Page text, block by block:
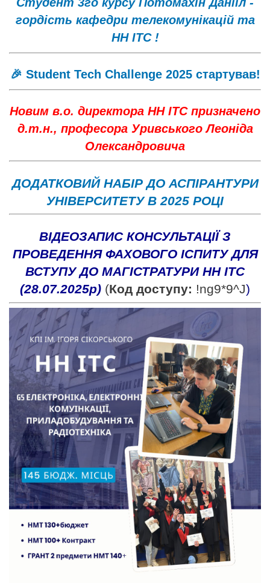
гордість кафедри телекомунікацій та
НН ІТС !
🎉 Student Tech Challenge 2025 стартував!
Новим в.о. директора НН ІТС призначено
д.т.н., професора Уривського Леоніда
Олександровича
ДОДАТКОВИЙ НАБІР ДО АСПІРАНТУРИ
УНІВЕРСИТЕТУ В 2025 РОЦІ
ВІДЕОЗАПИС КОНСУЛЬТАЦІЇ З
ПРОВЕДЕННЯ ФАХОВОГО ІСПИТУ ДЛЯ
ВСТУПУ ДО МАГІСТРАТУРИ НН ІТС
(28.07.2025р) (Код доступу: !ng9*9^J)